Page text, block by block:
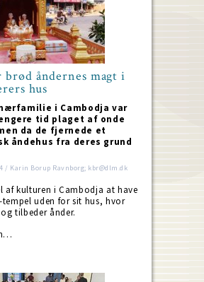
brød åndernes magt i
hus
i Cambodja var
tid plaget af onde
da de fjernede et
åndehus fra deres grund
/ Karin Borup Ravnborg; kbr@dlm.dk
af kulturen i Cambodja at have
uden for sit hus, hvor
tilbeder ånder.